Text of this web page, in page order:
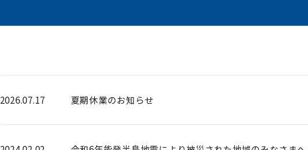
2026.07.17 夏期休業のお知らせ